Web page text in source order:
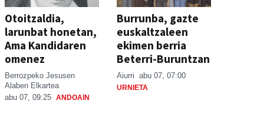
Otoitzaldia,
larunbat honetan,
Ama Kandidaren
omenez
Berrozpeko Jesusen
Alaben Elkartea
abu 07, 09:25 ANDOAIN
Burrunba, gazte
euskaltzaleen
ekimen berria
Beterri-Buruntzan
Aiurri abu 07, 07:00
URNIETA